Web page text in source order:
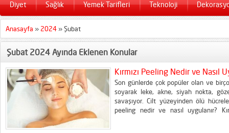
Diyet Sağlık Yemek Tarifleri Teknoloji
Anasayfa » 2024 »Şubat
Şubat 2024 Ayında Eklenen Konular
Kırmızı Peeling Nedir ve Nasıl
Son günlerde çok popüler olan ve
soyarak leke, akne, siyah nokta,
savaşıyor. Cilt yüzeyinden ölü
peeling nedir ve nasıl uygulanır?